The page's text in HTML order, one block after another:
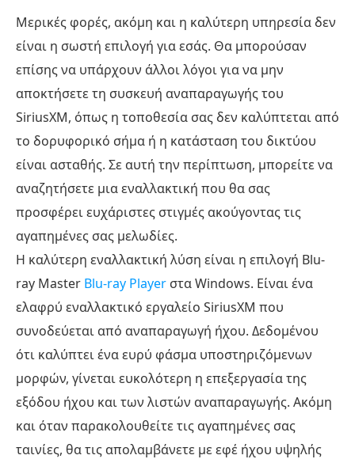
Μερικές φορές, ακόμη και η καλύτερη υπηρεσία δεν
είναι η σωστή επιλογή για εσάς. Θα μπορούσαν
επίσης να υπάρχουν άλλοι λόγοι για να μην
αποκτήσετε τη συσκευή αναπαραγωγής του
SiriusXM, όπως η τοποθεσία σας δεν καλύπτεται από
το δορυφορικό σήμα ή η κατάσταση του δικτύου
είναι ασταθής. Σε αυτή την περίπτωση, μπορείτε να
αναζητήσετε μια εναλλακτική που θα σας
προσφέρει ευχάριστες στιγμές ακούγοντας τις
αγαπημένες σας μελωδίες.
Η καλύτερη εναλλακτική λύση είναι η επιλογή Blu-
ray Master Blu-ray Player στα Windows. Είναι ένα
ελαφρύ εναλλακτικό εργαλείο SiriusXM που
συνοδεύεται από αναπαραγωγή ήχου. Δεδομένου
ότι καλύπτει ένα ευρύ φάσμα υποστηριζόμενων
μορφών, γίνεται ευκολότερη η επεξεργασία της
εξόδου ήχου και των λιστών αναπαραγωγής. Ακόμη
και όταν παρακολουθείτε τις αγαπημένες σας
ταινίες, θα τις απολαμβάνετε με εφέ ήχου υψηλής